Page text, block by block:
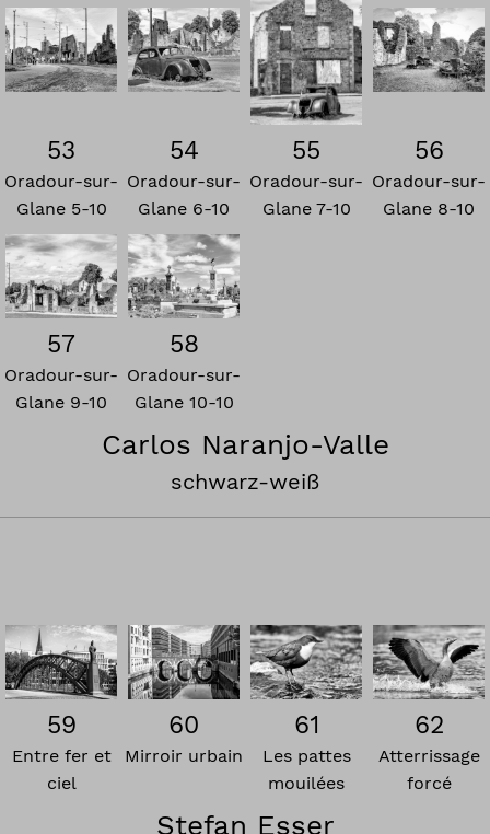
53
Oradour-sur-
Glane 5-10
54
Oradour-sur-
Glane 6-10
55
Oradour-sur-
Glane 7-10
56
Oradour-sur-
Glane 8-10
57
Oradour-sur-
Glane 9-10
58
Oradour-sur-
Glane 10-10
Carlos Naranjo-Valle
schwarz-weiß
59
Entre fer et
ciel
60
Mirroir urbain
61
Les pattes
mouilées
62
Atterrissage
forcé
Stefan Esser